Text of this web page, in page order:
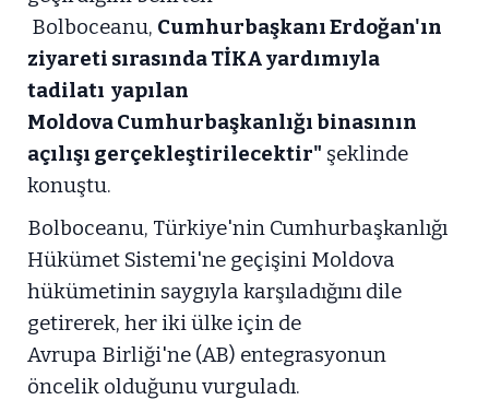
Bolboceanu, Cumhurbaşkanı Erdoğan'ın
ziyareti sırasında TİKA yardımıyla
tadilatı yapılan
Moldova Cumhurbaşkanlığı binasının
açılışı gerçekleştirilecektir" şeklinde
konuştu.
Bolboceanu, Türkiye'nin Cumhurbaşkanlığı
Hükümet Sistemi'ne geçişini Moldova
hükümetinin saygıyla karşıladığını dile
getirerek, her iki ülke için de
Avrupa Birliği'ne (AB) entegrasyonun
öncelik olduğunu vurguladı.